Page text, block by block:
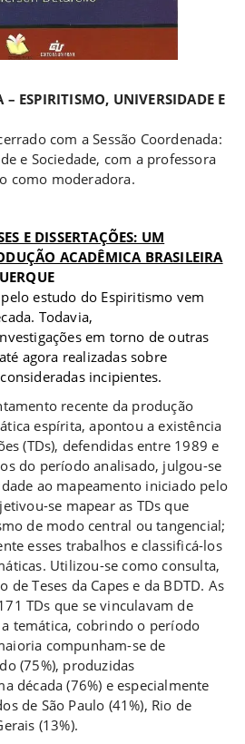
– ESPIRITISMO, UNIVERSIDADE E
com a Sessão Coordenada:
e Sociedade, com a professora
como moderadora.
E DISSERTAÇÕES: UM
ACADÊMICA BRASILEIRA
estudo do Espiritismo vem
Todavia,
em torno de outras
agora realizadas sobre
incipientes.
recente da produção
espírita, apontou a existência
(TDs), defendidas entre 1989 e
do período analisado, julgou-se
ao mapeamento iniciado pelo
se mapear as TDs que
de modo central ou tangencial;
esses trabalhos e classificá-los
Utilizou-se como consulta,
Teses da Capes e da BDTD. As
TDs que se vinculavam de
temática, cobrindo o período
compunham-se de
(75%), produzidas
década (76%) e especialmente
de São Paulo (41%), Rio de
(13%).